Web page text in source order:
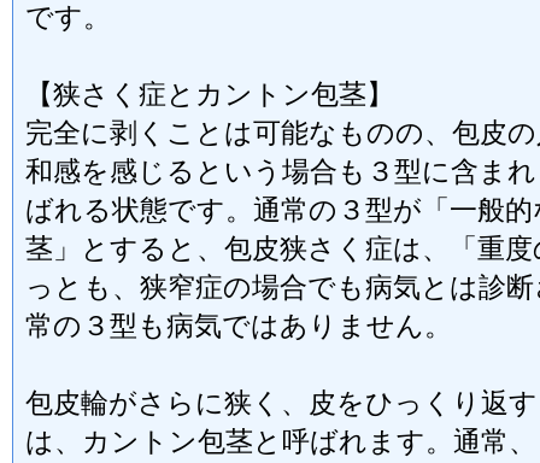
です。
【狭さく症とカントン包茎】
完全に剥くことは可能なものの、包皮
和感を感じるという場合も３型に含ま
ばれる状態です。通常の３型が「一般
茎」とすると、包皮狭さく症は、「重
っとも、狭窄症の場合でも病気とは診
常の３型も病気ではありません。
包皮輪がさらに狭く、皮をひっくり返
は、カントン包茎と呼ばれます。通常